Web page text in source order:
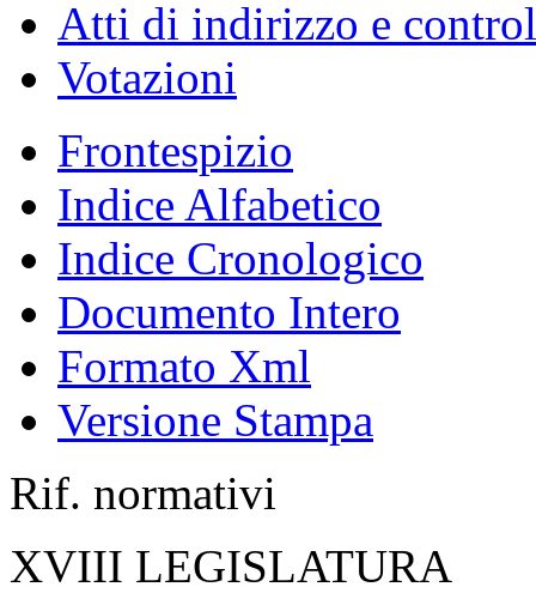
Atti di indirizzo e
Votazioni
Frontespizio
Indice Alfabetico
Indice Cronologico
Documento Intero
Formato Xml
Versione Stampa
Rif. normativi
XVIII LEGISLATURA